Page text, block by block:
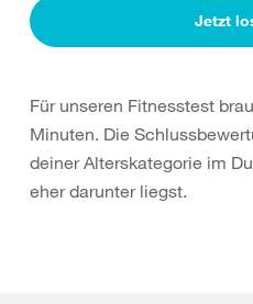
Jetzt
Für unseren Fitnesstest
Minuten. Die
deiner Alterskategorie im
eher darunter liegst.